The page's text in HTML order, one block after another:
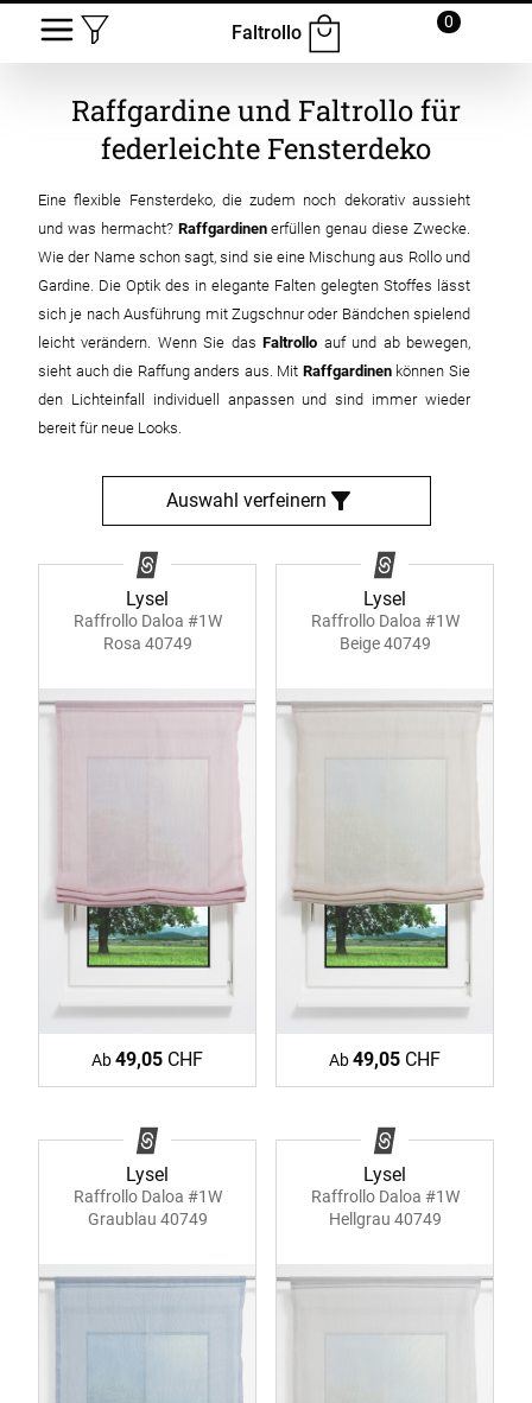
Faltrollo
0
Raffgardine und Faltrollo für
federleichte Fensterdeko
Eine flexible Fensterdeko, die zudem noch dekorativ aussieht
und was hermacht? Raffgardinenerfüllen genau diese Zwecke.
Wie der Name schon sagt, sind sie eine Mischung aus Rollo und
Gardine. Die Optik des in elegante Falten gelegten Stoffes lässt
sich je nach Ausführung mit Zugschnur oder Bändchen spielend
leicht verändern. Wenn Sie dasFaltrollo auf und ab bewegen,
sieht auch die Raffung anders aus. Mit Raffgardinenkönnen Sie
den Lichteinfall individuell anpassen und sind immer wieder
bereit für neue Looks.
Auswahl verfeinern
Lysel
Raffrollo Daloa #1W
Rosa 40749
Ab49,05 CHF
Lysel
Raffrollo Daloa #1W
Beige 40749
Ab49,05 CHF
Lysel
Raffrollo Daloa #1W
Graublau 40749
Lysel
Raffrollo Daloa #1W
Hellgrau 40749